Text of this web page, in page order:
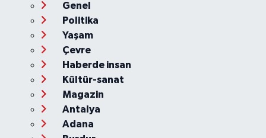
Genel
Politika
Yaşam
Çevre
Haberde insan
Kültür-sanat
Magazin
Antalya
Adana